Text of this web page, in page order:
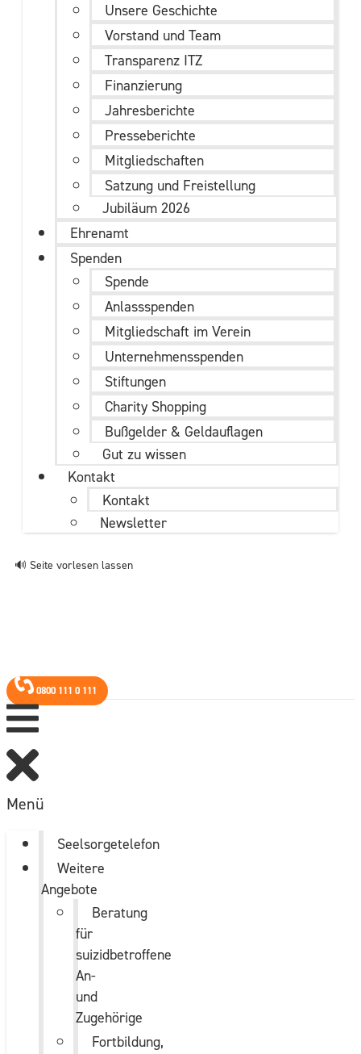
Unsere Geschichte
Vorstand und Team
Transparenz ITZ
Finanzierung
Jahresberichte
Presseberichte
Mitgliedschaften
Satzung und Freistellung
Jubiläum 2026
Ehrenamt
Spenden
Spende
Anlassspenden
Mitgliedschaft im Verein
Unternehmens­spenden
Stiftungen
Charity Shopping
Bußgelder & Geldauflagen
Gut zu wissen
Kontakt
Kontakt
Newsletter
🔊 Seite vorlesen lassen
0800 111 0 111
Menü
Seelsorgetelefon
Weitere
Angebote
Beratung
für
suizidbetroffene
An-
und
Zugehörige
Fortbildung,